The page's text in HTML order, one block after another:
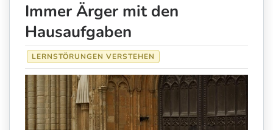
Immer Ärger mit den
Hausaufgaben
LERNSTÖRUNGEN VERSTEHEN